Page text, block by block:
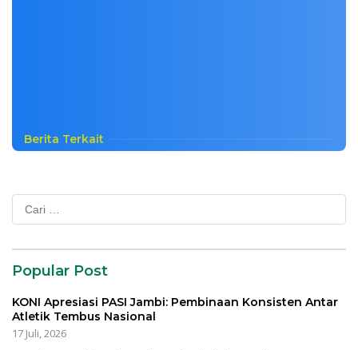
Berita Terkait
Popular Post
KONI Apresiasi PASI Jambi: Pembinaan Konsisten Antar
Atletik Tembus Nasional
17 Juli, 2026